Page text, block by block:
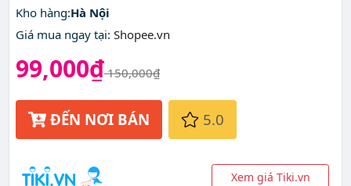
Kho hàng:Hà Nội
Giá mua ngay tại: Shopee.vn
99,000₫150,000₫
ĐẾN NƠI BÁN 5.0
Xem giá Tiki.vn